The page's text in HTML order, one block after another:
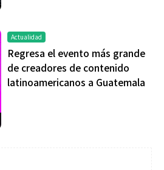
Actualidad
Regresa el evento más grande
de creadores de contenido
latinoamericanos a Guatemala